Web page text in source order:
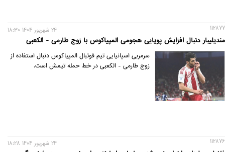
112877
مندیلیبار دنبال افزایش پویایی هجومی المپیاکوس با زوج طارمی - الکعبی
24 شهريور 1404 18:30
سرمربی اسپانیایی تیم فوتبال المپیاکوس دنبال استفاده از
زوج طارمی - الکعبی در خط حمله تیمش است.
112876 24 شهريور 1404 18:28